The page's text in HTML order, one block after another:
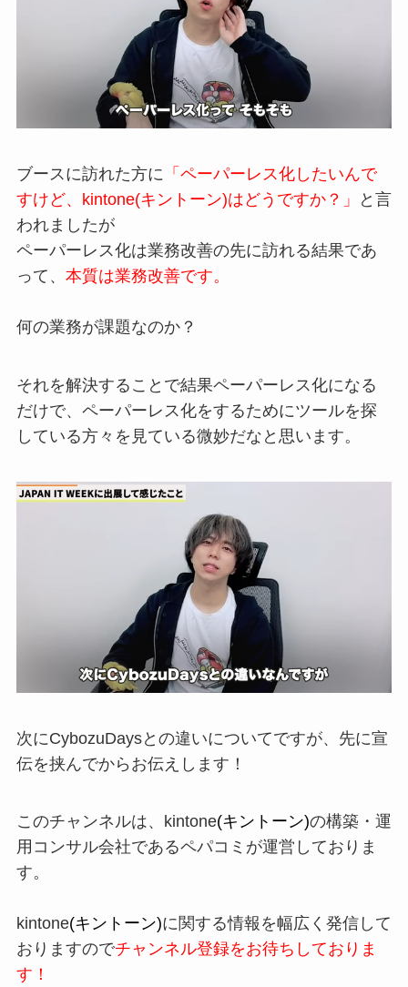
ブースに訪れた方に 「ペーパーレス化したいんで
すけど、
kintone(キントーン)はどうですか？」 と 言
われましたが
ペーパーレス化は業務改善の先に訪れる結果であ
って、 本質は業務改善です。
何の業務が課題なのか？
それを解決するこ とで結果ペーパーレス化になる
だけで、 ペーパーレス化をするためにツールを探
し ている方々を見ている微妙だなと思います。
次にCybozuDaysとの違いについてですが、 先に宣
伝を挟んでからお伝えします！
このチャンネルは、 kintone(キントーン)の構築・運
用コ ンサル会社であるペパコミが運営しており ま
す。
kintone(キントーン)に関する情報を幅広く発信して
おり ますのでチャンネル登録をお待ちしており ま
す！